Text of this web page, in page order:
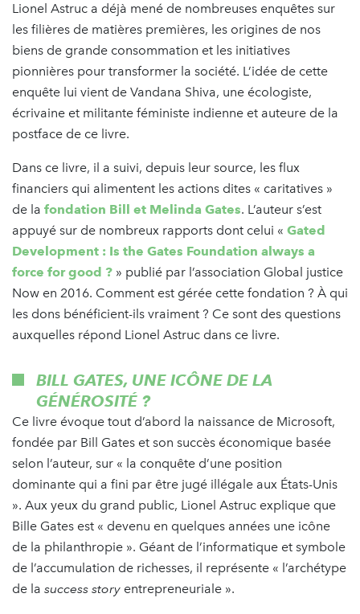
Lionel Astruc a déjà mené de nombreuses enquêtes sur
les filières de matières premières, les origines de nos
biens de grande consommation et les initiatives
pionnières pour transformer la société. L’idée de cette
enquête lui vient de Vandana Shiva, une écologiste,
écrivaine et militante féministe indienne et auteure de la
postface de ce livre.
Dans ce livre, il a suivi, depuis leur source, les flux
financiers qui alimentent les actions dites « caritatives »
de la fondation Bill et Melinda Gates. L’auteur s’est
appuyé sur de nombreux rapports dont celui « Gated
Development : Is the Gates Foundation always a
force for good ? » publié par l’association Global justice
Now en 2016. Comment est gérée cette fondation ? À qui
les dons bénéficient-ils vraiment ? Ce sont des questions
auxquelles répond Lionel Astruc dans ce livre.
BILL GATES, UNE ICÔNE DE LA
GÉNÉROSITÉ ?
Ce livre évoque tout d’abord la naissance de Microsoft,
fondée par Bill Gates et son succès économique basée
selon l’auteur, sur « la conquête d’une position
dominante qui a fini par être jugé illégale aux États-Unis
». Aux yeux du grand public, Lionel Astruc explique que
Bille Gates est « devenu en quelques années une icône
de la philanthropie ». Géant de l’informatique et symbole
de l’accumulation de richesses, il représente « l’archétype
de la success story entrepreneuriale ».